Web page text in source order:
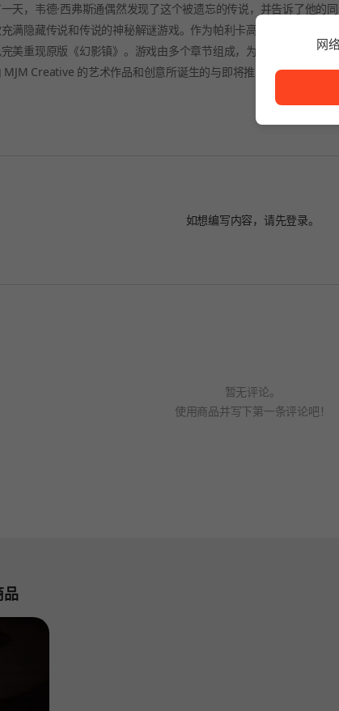
天，韦德·西弗斯通偶然发现了这个被遗忘的传说，并告诉了他的
满隐藏传说和传说的神秘解谜游戏。作为帕利卡高中新转校生珍
美重现原版《幻影镇》。游戏由多个章节组成，为了方便起见，每
Creative 的艺术作品和创意所诞生的与即将推出的游戏系列相
如想编写内容，请先登录。
暂无评论。
使用商品并写下第一条评论吧！
品
网